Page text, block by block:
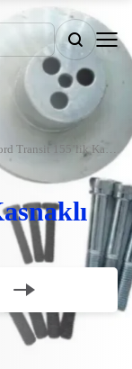
Ford Transit 155’lik Kasnaklı Klima Braketi